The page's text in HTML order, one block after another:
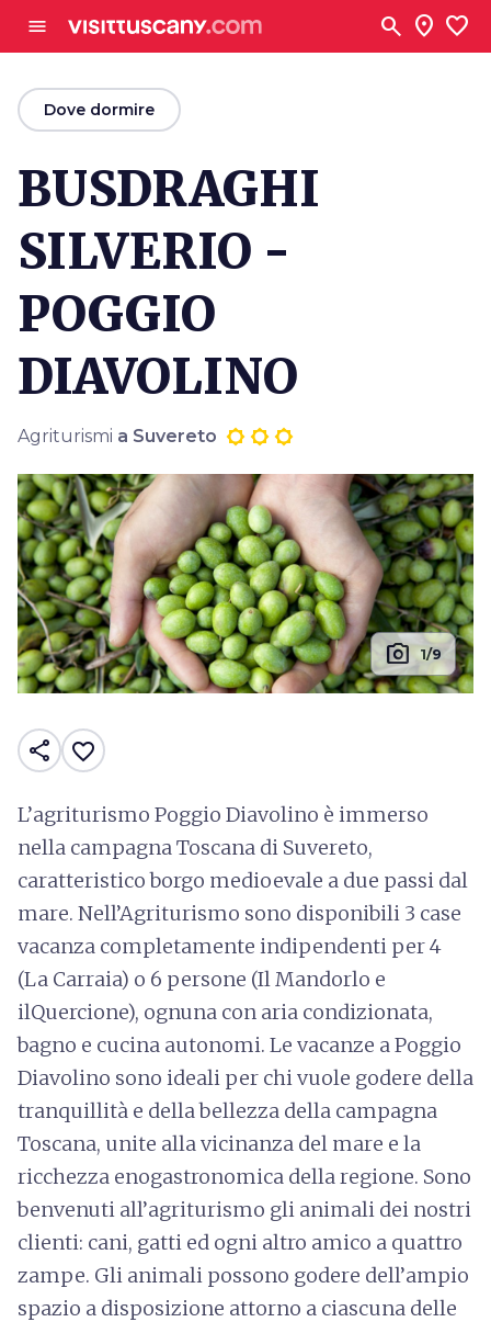
menu search location_on favorite
arrow_backDove dormire
BUSDRAGHI
SILVERIO -
POGGIO
DIAVOLINO
Agriturismi a Suvereto
photo_camera 1/9
share favorite_border
L’agriturismo Poggio Diavolino è immerso
nella campagna Toscana di Suvereto,
caratteristico borgo medioevale a due passi dal
mare. Nell’Agriturismo sono disponibili 3 case
vacanza completamente indipendenti per 4
(La Carraia) o 6 persone (Il Mandorlo e
ilQuercione), ognuna con aria condizionata,
bagno e cucina autonomi. Le vacanze a Poggio
Diavolino sono ideali per chi vuole godere della
tranquillità e della bellezza della campagna
Toscana, unite alla vicinanza del mare e la
ricchezza enogastronomica della regione. Sono
benvenuti all’agriturismo gli animali dei nostri
clienti: cani, gatti ed ogni altro amico a quattro
zampe. Gli animali possono godere dell’ampio
spazio a disposizione attorno a ciascuna delle